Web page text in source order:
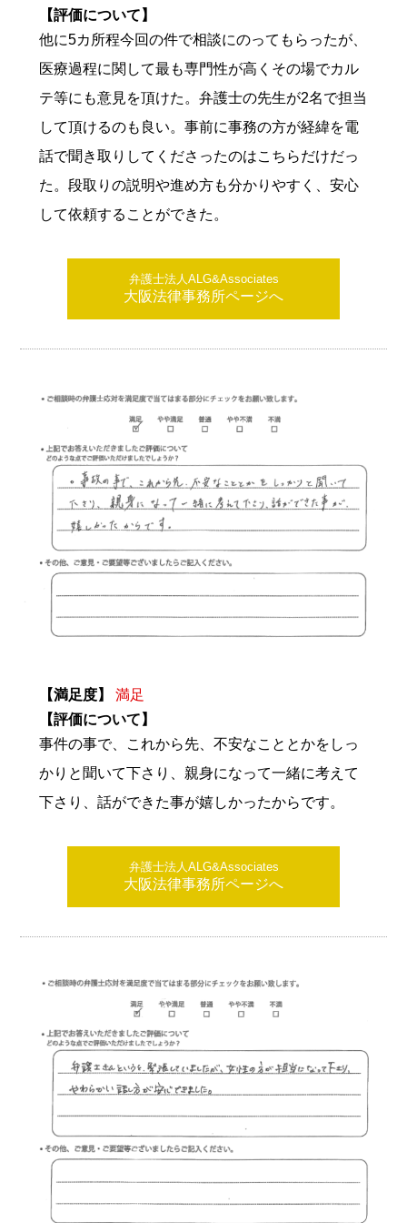
【評価について】
他に5カ所程今回の件で相談にのってもらったが、
医療過程に関して最も専門性が高くその場でカル
テ等にも意見を頂けた。弁護士の先生が2名で担当
して頂けるのも良い。事前に事務の方が経緯を電
話で聞き取りしてくださったのはこちらだけだっ
た。段取りの説明や進め方も分かりやすく、安心
して依頼することができた。
弁護士法人ALG&Associates
大阪法律事務所ページへ
【満足度】
満足
【評価について】
事件の事で、これから先、不安なこととかをしっ
かりと聞いて下さり、親身になって一緒に考えて
下さり、話ができた事が嬉しかったからです。
弁護士法人ALG&Associates
大阪法律事務所ページへ